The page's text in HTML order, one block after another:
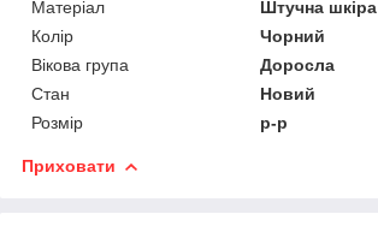
Матеріал
Штучна шкіра
Колір
Чорний
Вікова група
Доросла
Стан
Новий
Розмір
р-р
Приховати